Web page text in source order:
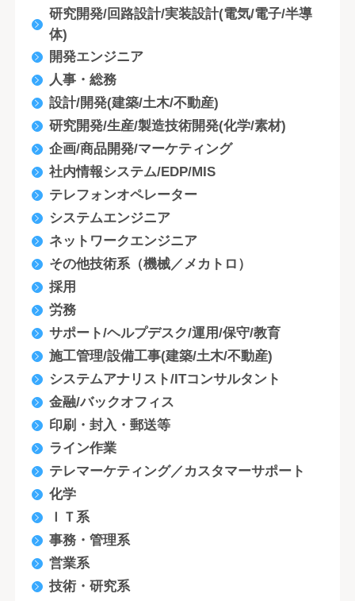
研究開発/回路設計/実装設計(電気/電子/半導
体)
開発エンジニア
人事・総務
設計/開発(建築/土木/不動産)
研究開発/生産/製造技術開発(化学/素材)
企画/商品開発/マーケティング
社内情報システム/EDP/MIS
テレフォンオペレーター
システムエンジニア
ネットワークエンジニア
その他技術系（機械／メカトロ）
採用
労務
サポート/ヘルプデスク/運用/保守/教育
施工管理/設備工事(建築/土木/不動産)
システムアナリスト/ITコンサルタント
金融/バックオフィス
印刷・封入・郵送等
ライン作業
テレマーケティング／カスタマーサポート
化学
ＩＴ系
事務・管理系
営業系
技術・研究系